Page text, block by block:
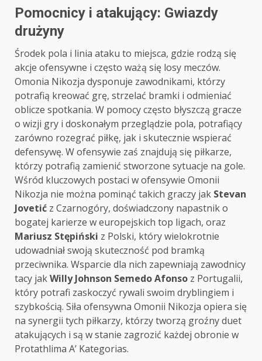
Pomocnicy i atakujący: Gwiazdy
drużyny
Środek pola i linia ataku to miejsca, gdzie rodzą się
akcje ofensywne i często ważą się losy meczów.
Omonia Nikozja dysponuje zawodnikami, którzy
potrafią kreować grę, strzelać bramki i odmieniać
oblicze spotkania. W pomocy często błyszczą gracze
o wizji gry i doskonałym przeglądzie pola, potrafiący
zarówno rozegrać piłkę, jak i skutecznie wspierać
defensywę. W ofensywie zaś znajdują się piłkarze,
którzy potrafią zamienić stworzone sytuacje na gole.
Wśród kluczowych postaci w ofensywie Omonii
Nikozja nie można pominąć takich graczy jak Stevan
Jovetić z Czarnogóry, doświadczony napastnik o
bogatej karierze w europejskich top ligach, oraz
Mariusz Stępiński z Polski, który wielokrotnie
udowadniał swoją skuteczność pod bramką
przeciwnika. Wsparcie dla nich zapewniają zawodnicy
tacy jakWilly Johnson Semedo Afonso z Portugalii,
który potrafi zaskoczyć rywali swoim dryblingiem i
szybkością. Siła ofensywna Omonii Nikozja opiera się
na synergii tych piłkarzy, którzy tworzą groźny duet
atakujących i są w stanie zagrozić każdej obronie w
Protathlima A’ Kategorias.